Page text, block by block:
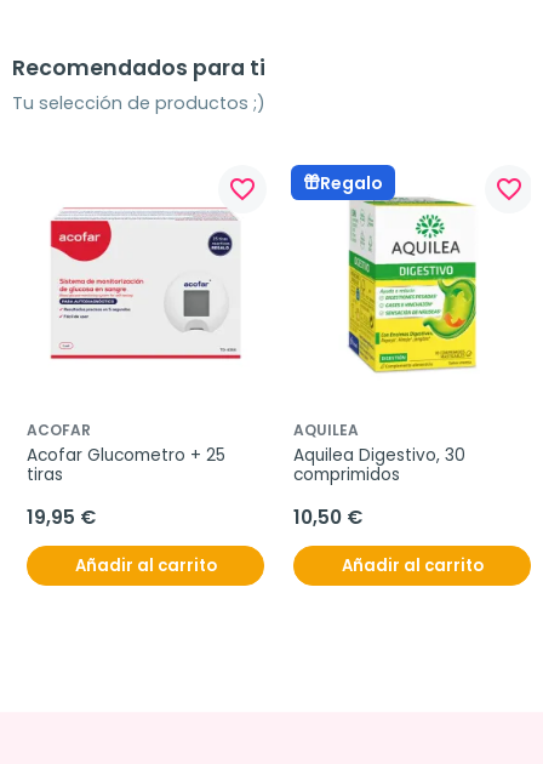
Recomendados para ti
Tu selección de productos ;)
favorite_border
ACOFAR
Acofar Glucometro + 25
tiras
19,95 €
Añadir al carrito
Regalo favorite_border
AQUILEA
Aquilea Digestivo, 30
comprimidos
10,50 €
Añadir al carrito